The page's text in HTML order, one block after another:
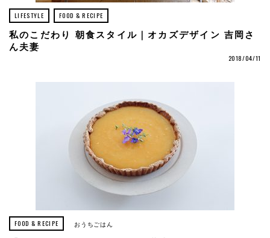
LIFESTYLE FOOD & RECIPE
私のこだわり 朝食スタイル｜オカズデザイン 吉岡さ
ん夫妻
2018/04/11
FOOD & RECIPE おうちごはん